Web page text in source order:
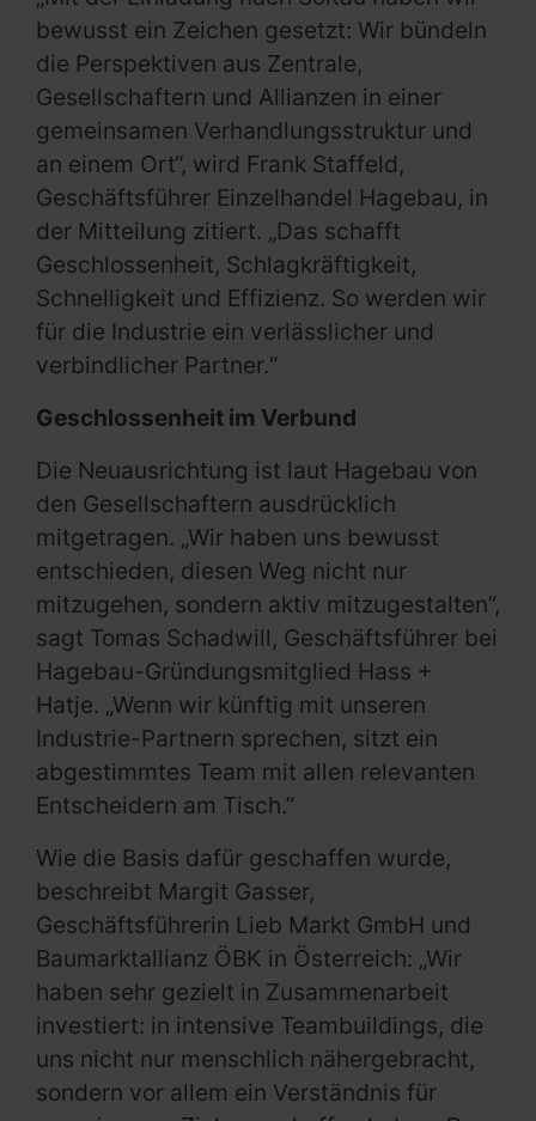
bewusst ein Zeichen gesetzt: Wir bündeln
die Perspektiven aus Zentrale,
Gesellschaftern und Allianzen in einer
gemeinsamen Verhandlungsstruktur und
an einem Ort“, wird Frank Staffeld,
Geschäftsführer Einzelhandel Hagebau, in
der Mitteilung zitiert. „Das schafft
Geschlossenheit, Schlagkräftigkeit,
Schnelligkeit und Effizienz. So werden wir
für die Industrie ein verlässlicher und
verbindlicher Partner.“
Geschlossenheit im Verbund
Die Neuausrichtung ist laut Hagebau von
den Gesellschaftern ausdrücklich
mitgetragen. „Wir haben uns bewusst
entschieden, diesen Weg nicht nur
mitzugehen, sondern aktiv mitzugestalten”,
sagt Tomas Schadwill, Geschäftsführer bei
Hagebau-Gründungsmitglied Hass +
Hatje. „Wenn wir künftig mit unseren
Industrie-Partnern sprechen, sitzt ein
abgestimmtes Team mit allen relevanten
Entscheidern am Tisch.”
Wie die Basis dafür geschaffen wurde,
beschreibt Margit Gasser,
Geschäftsführerin Lieb Markt GmbH und
Baumarktallianz ÖBK in Österreich: „Wir
haben sehr gezielt in Zusammenarbeit
investiert: in intensive Teambuildings, die
uns nicht nur menschlich nähergebracht,
sondern vor allem ein Verständnis für